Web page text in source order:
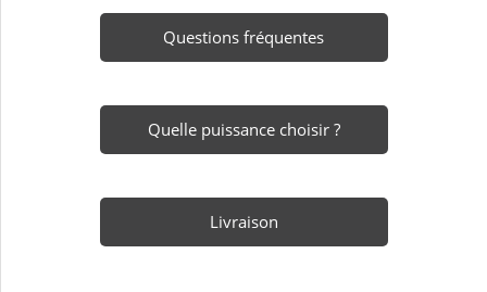
Questions fréquentes
Quelle puissance choisir ?
Livraison